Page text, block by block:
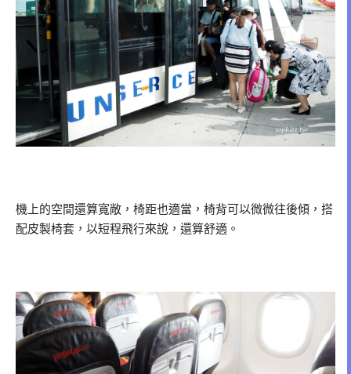
機上的空間還算寬敞，椅距也適當，椅背可以微微往後傾，搭
配皮製椅套，以短程飛行來說，還算舒適。